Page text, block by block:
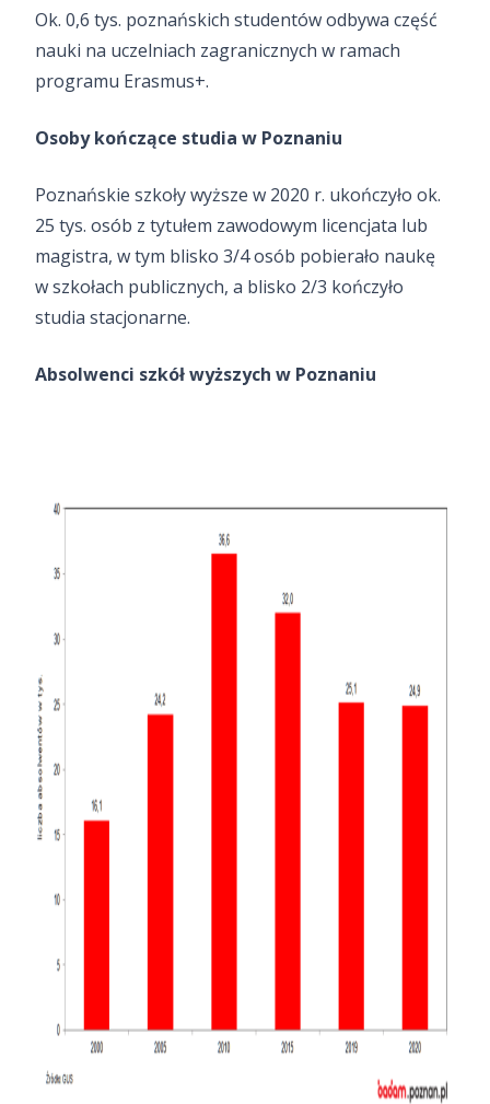
Ok. 0,6 tys. poznańskich studentów odbywa część
nauki na uczelniach zagranicznych w ramach
programu Erasmus+.
Osoby kończące studia w Poznaniu
Poznańskie szkoły wyższe w 2020 r. ukończyło ok.
25 tys. osób z tytułem zawodowym licencjata lub
magistra, w tym blisko 3/4 osób pobierało naukę
w szkołach publicznych, a blisko 2/3 kończyło
studia stacjonarne.
Absolwenci szkół wyższych w Poznaniu